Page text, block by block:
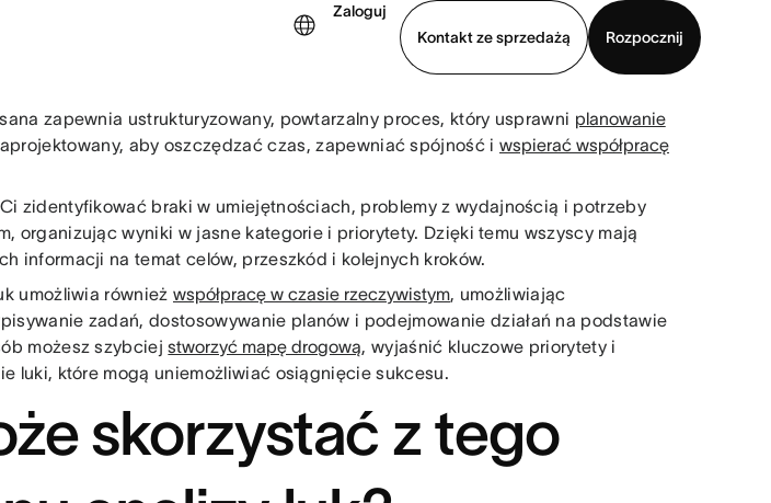
Zaloguj
Kontakt ze sprzedażą
Rozpocznij
Kontakt ze sprzedażą Wyświetl prezentację Pobierz aplikację
zapewnia ustrukturyzowany, powtarzalny proces, który usprawni planowanie
aby oszczędzać czas, zapewniać spójność i wspierać współpracę
zidentyfikować braki w umiejętnościach, problemy z wydajnością i potrzeby
organizując wyniki w jasne kategorie i priorytety. Dzięki temu wszyscy mają
informacji na temat celów, przeszkód i kolejnych kroków.
umożliwia również współpracę w czasie rzeczywistym, umożliwiając
zadań, dostosowywanie planów i podejmowanie działań na podstawie
możesz szybciejstworzyć mapę drogową, wyjaśnić kluczowe priorytety i
luki, które mogą uniemożliwiać osiągnięcie sukcesu.
skorzystać z tego